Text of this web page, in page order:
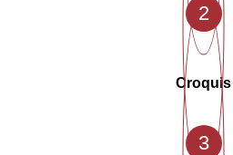
2
Croquis
3